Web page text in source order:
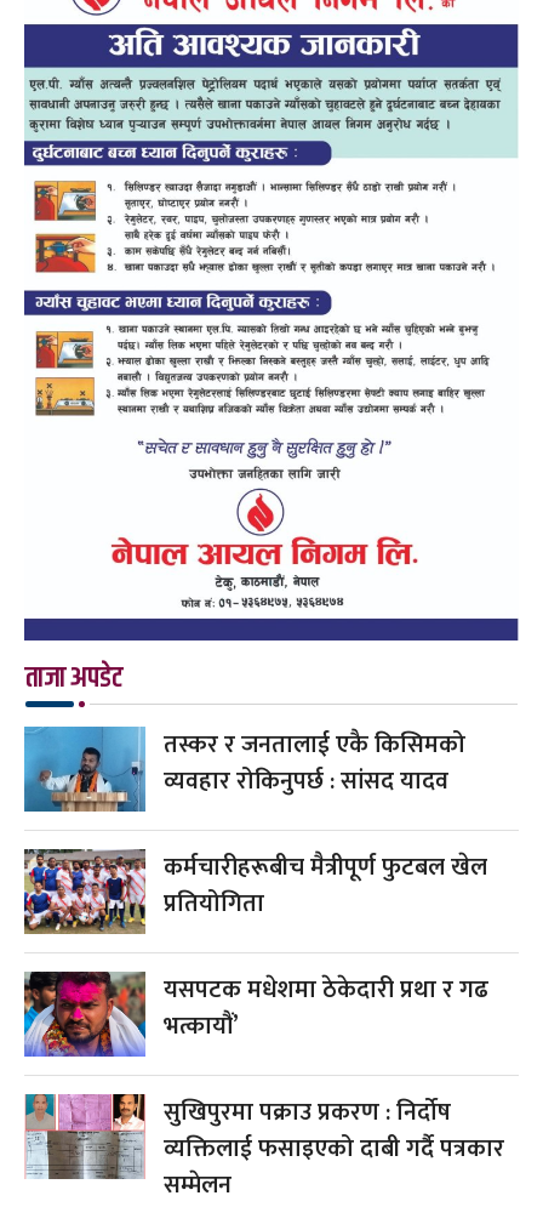
ताजा अपडेट
तस्कर र जनतालाई एकै किसिमको
व्यवहार रोकिनुपर्छ : सांसद यादव
कर्मचारीहरूबीच मैत्रीपूर्ण फुटबल खेल
प्रतियोगिता
यसपटक मधेशमा ठेकेदारी प्रथा र गढ
भत्कायौं’
सुखिपुरमा पक्राउ प्रकरण : निर्दोष
व्यक्तिलाई फसाइएको दाबी गर्दै पत्रकार
सम्मेलन